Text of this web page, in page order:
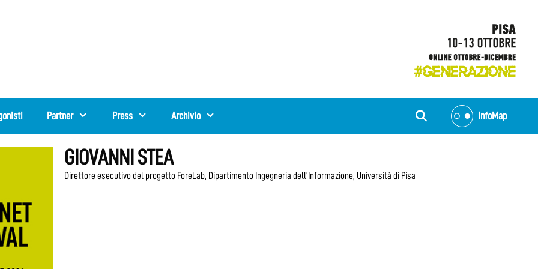
Partner Press Archivio InfoMap
GIOVANNI STEA
Direttore esecutivo del progetto ForeLab, Dipartimento Ingegneria dell’Informazione, Università di Pisa